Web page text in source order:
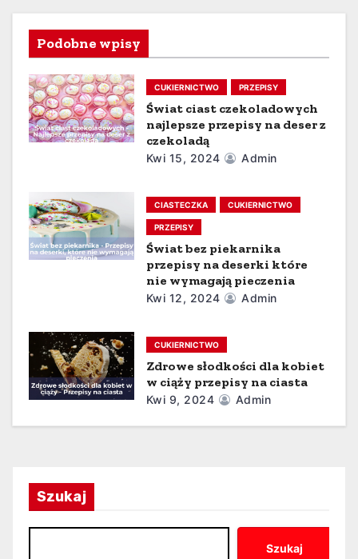
g
a
c
j
w
p
i
Podobne wpisy
CUKIERNICTWO PRZEPISY
Świat ciast czekoladowych
najlepsze przepisy na deser z
czekoladą
Kwi 15, 2024 Admin
CIASTECZKA CUKIERNICTWO
PRZEPISY
Świat bez piekarnika
przepisy na deserki które
nie wymagają pieczenia
Kwi 12, 2024 Admin
CUKIERNICTWO
Zdrowe słodkości dla kobiet
w ciąży przepisy na ciasta
Kwi 9, 2024 Admin
Szukaj
Szukaj